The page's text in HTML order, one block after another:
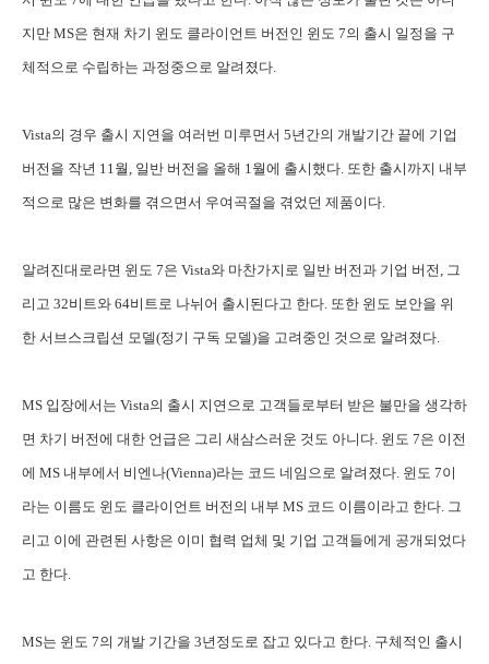
지만 MS은 현재 차기 윈도 클라이언트 버전인 윈도 7의 출시 일정을 구
체적으로 수립하는 과정중으로 알려졌다.
Vista의 경우 출시 지연을 여러번 미루면서 5년간의 개발기간 끝에 기업
버전을 작년 11월, 일반 버전을 올해 1월에 출시했다. 또한 출시까지 내부
적으로 많은 변화를 겪으면서 우여곡절을 겪었던 제품이다.
알려진대로라면 윈도 7은 Vista와 마찬가지로 일반 버전과 기업 버전, 그
리고 32비트와 64비트로 나뉘어 출시된다고 한다. 또한 윈도 보안을 위
한 서브스크립션 모델(정기 구독 모델)을 고려중인 것으로 알려졌다.
MS 입장에서는 Vista의 출시 지연으로 고객들로부터 받은 불만을 생각하
면 차기 버전에 대한 언급은 그리 새삼스러운 것도 아니다. 윈도 7은 이전
에 MS 내부에서 비엔나(Vienna)라는 코드 네임으로 알려졌다. 윈도 7이
라는 이름도 윈도 클라이언트 버전의 내부 MS 코드 이름이라고 한다. 그
리고 이에 관련된 사항은 이미 협력 업체 및 기업 고객들에게 공개되었다
고 한다.
MS는 윈도 7의 개발 기간을 3년정도로 잡고 있다고 한다. 구체적인 출시